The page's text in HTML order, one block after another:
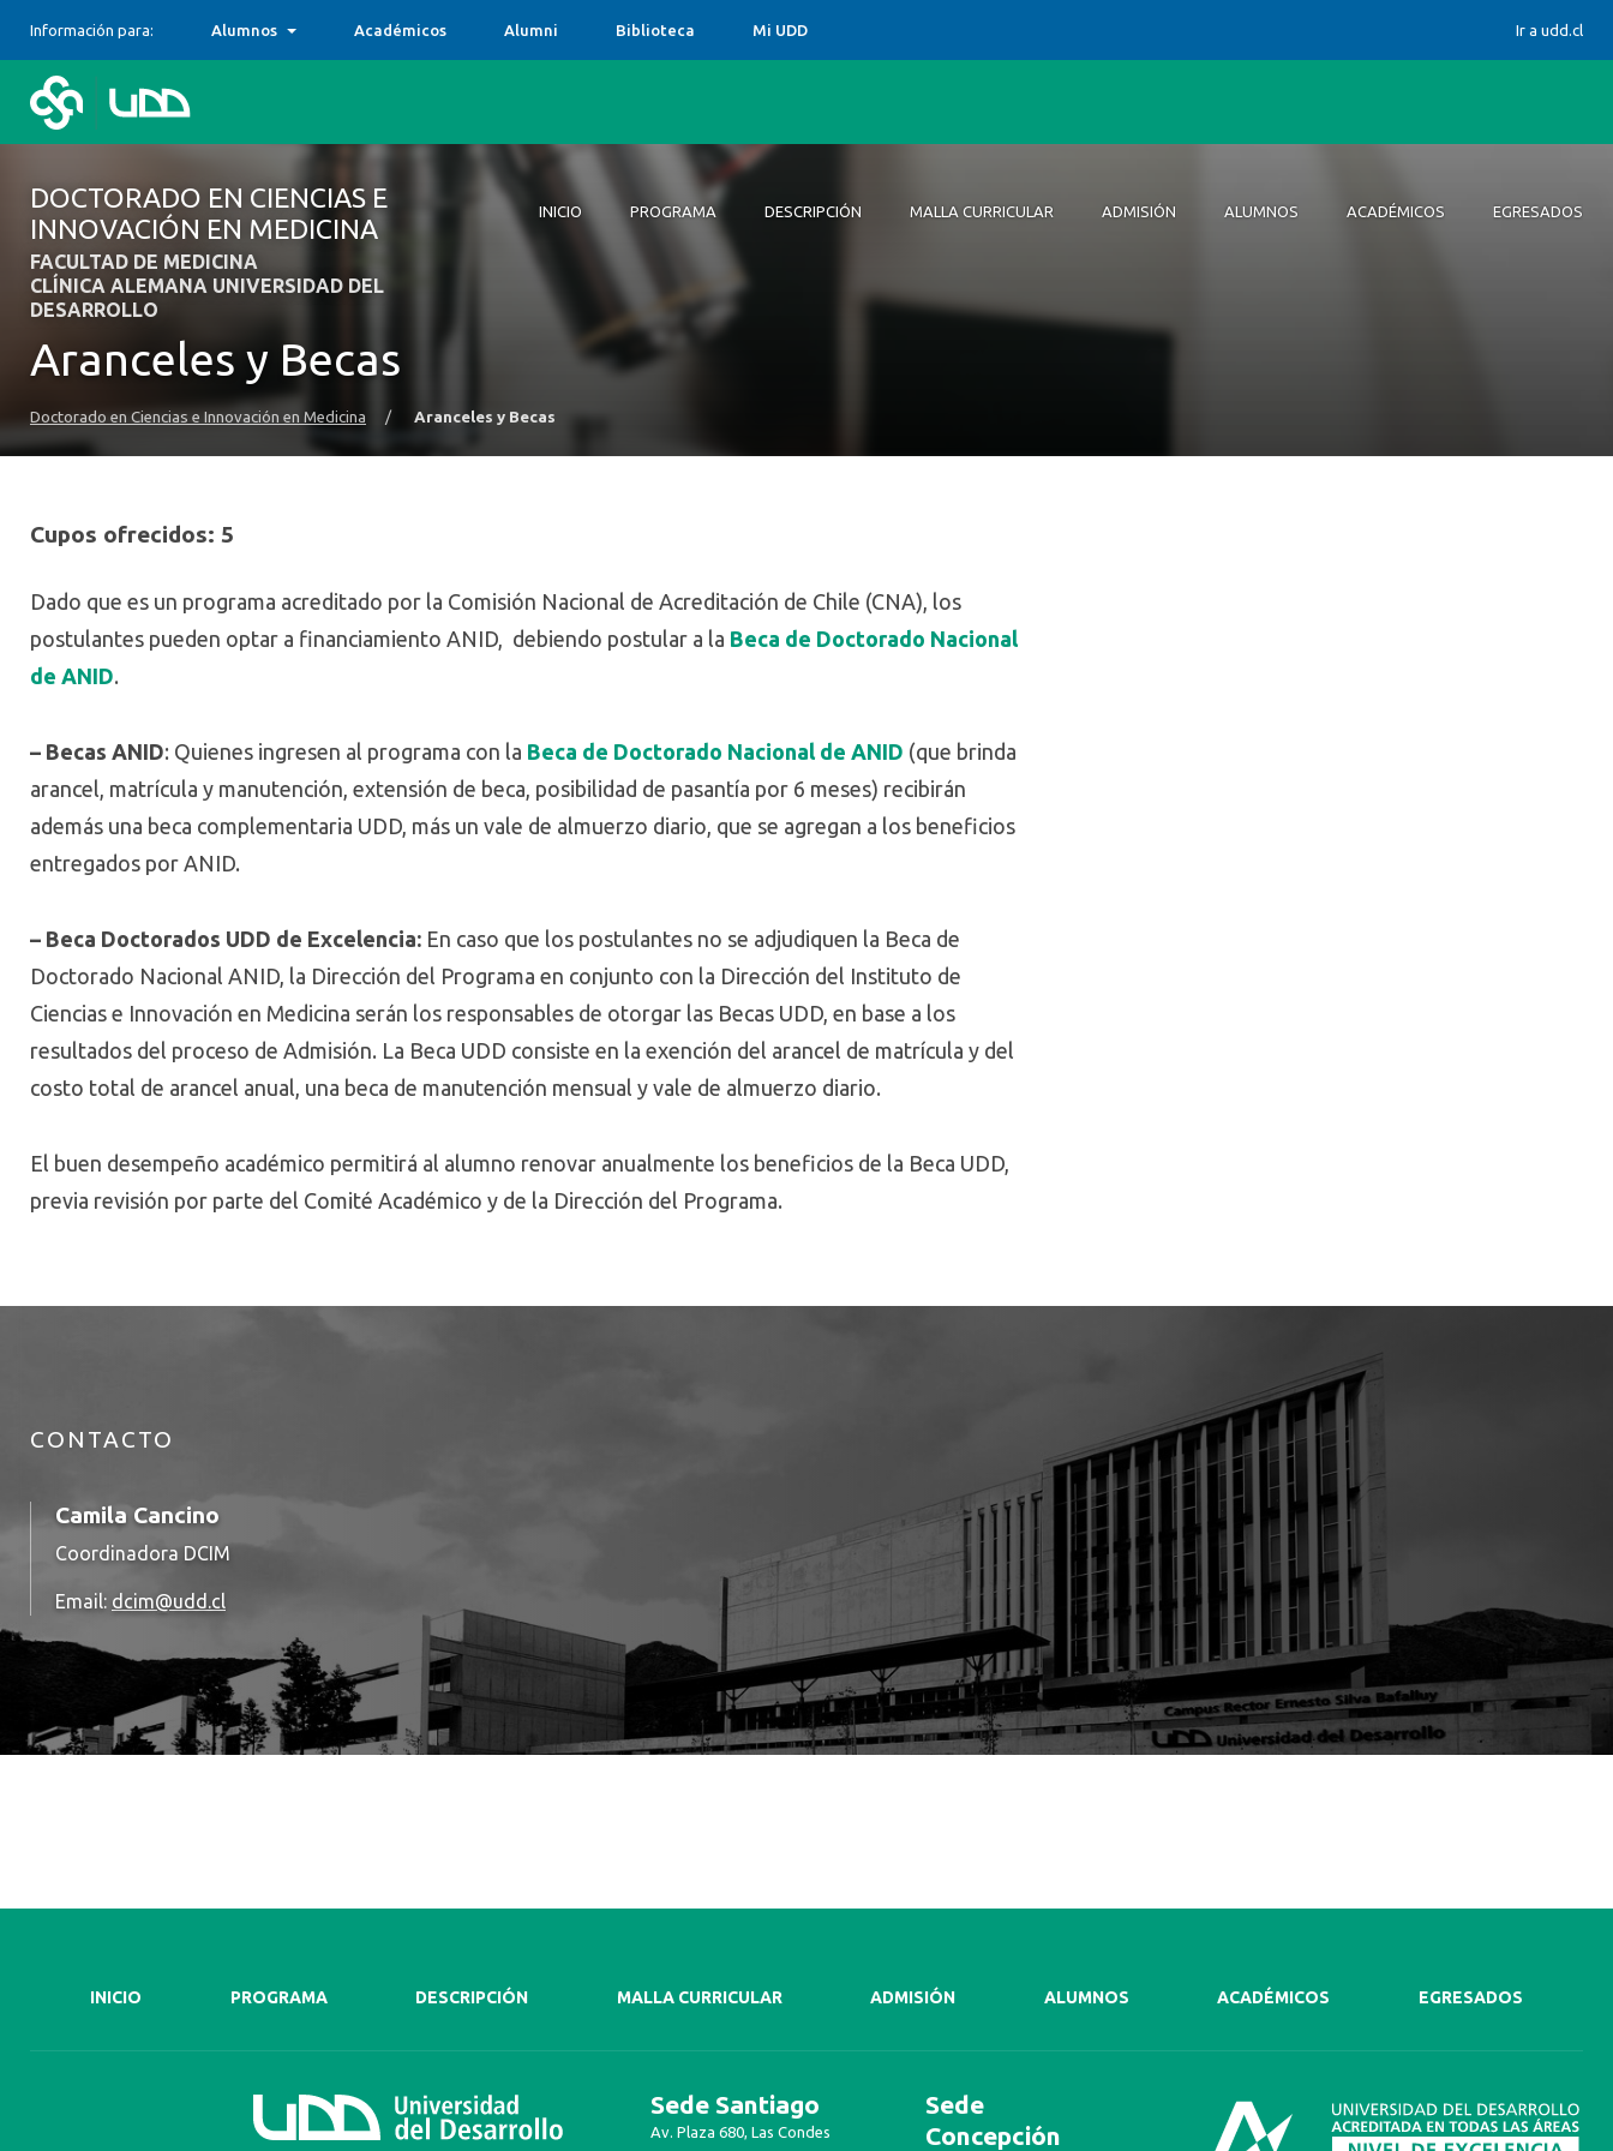
DOCTORADO EN CIENCIAS E
INNOVACIÓN EN MEDICINA
FACULTAD DE MEDICINA
CLÍNICA ALEMANA UNIVERSIDAD DEL
DESARROLLO
Información para: Alumnos Académicos Alumni Biblioteca Mi UDD Ir a udd.cl
INICIO PROGRAMA DESCRIPCIÓN MALLA CURRICULAR ADMISIÓN ALUMNOS ACADÉMICOS EGRESADOS
Aranceles y Becas
Doctorado en Ciencias e Innovación en Medicina / Aranceles y Becas
Cupos ofrecidos: 5
Dado que es un programa acreditado por la Comisión Nacional de Acreditación de Chile (CNA), los
postulantes pueden optar a financiamiento ANID, debiendo postular a la Beca de Doctorado Nacional
de ANID.
– Becas ANID: Quienes ingresen al programa con la Beca de Doctorado Nacional de ANID (que brinda
arancel, matrícula y manutención, extensión de beca, posibilidad de pasantía por 6 meses) recibirán
además una beca complementaria UDD, más un vale de almuerzo diario, que se agregan a los beneficios
entregados por ANID.
– Beca Doctorados UDD de Excelencia: En caso que los postulantes no se adjudiquen la Beca de
Doctorado Nacional ANID, la Dirección del Programa en conjunto con la Dirección del Instituto de
Ciencias e Innovación en Medicina serán los responsables de otorgar las Becas UDD, en base a los
resultados del proceso de Admisión. La Beca UDD consiste en la exención del arancel de matrícula y del
costo total de arancel anual, una beca de manutención mensual y vale de almuerzo diario.
El buen desempeño académico permitirá al alumno renovar anualmente los beneficios de la Beca UDD,
previa revisión por parte del Comité Académico y de la Dirección del Programa.
CONTACTO
Camila Cancino
Coordinadora DCIM
Email: dcim@udd.cl
INICIO PROGRAMA DESCRIPCIÓN MALLA CURRICULAR ADMISIÓN ALUMNOS ACADÉMICOS EGRESADOS
Sede Santiago
Av. Plaza 680, Las Condes
Sede
Concepción